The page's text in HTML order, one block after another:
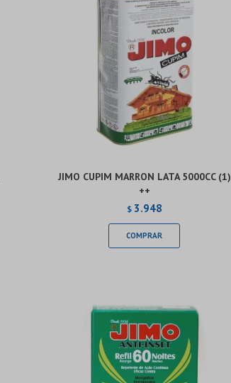
JIMO CUPIM MARRON LATA 5000CC (1)
++
$ 3.948